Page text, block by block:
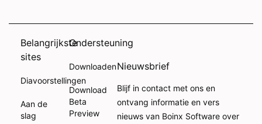
Belangrijkste
sites
Diavoorstellingen
Aan de
slag
Ondersteuning
Downloaden
Download
Beta
Preview
Nieuwsbrief
Blijf in contact met ons en
ontvang informatie en vers
nieuws van Boinx Software over